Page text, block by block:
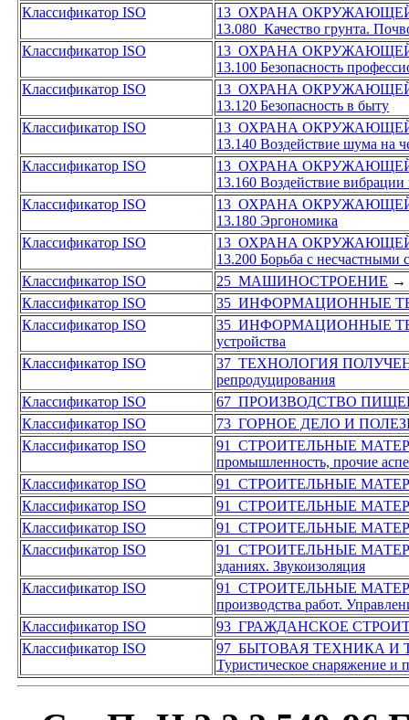
Классификатор ISO
13 ОХРАНА
13.080 Качество грунта.
Классификатор ISO
13 ОХРАНА
13.100 Безопасность
Классификатор ISO
13 ОХРАНА
13.120 Безопасность в быту
Классификатор ISO
13 ОХРАНА
13.140 Воздействие шума на
Классификатор ISO
13 ОХРАНА
13.160 Воздействие вибрации
Классификатор ISO
13 ОХРАНА
13.180 Эргономика
Классификатор ISO
13 ОХРАНА
13.200 Борьба с несчастными
Классификатор ISO
25 МАШИНОСТРОЕНИЕ →
Классификатор ISO
35 ИНФОРМАЦИОННЫЕ
Классификатор ISO
35 ИНФОРМАЦИОННЫЕ
устройства
Классификатор ISO
37 ТЕХНОЛОГИЯ
репродуцирования
Классификатор ISO
67 ПРОИЗВОДСТВО
Классификатор ISO
73 ГОРНОЕ ДЕЛО И
Классификатор ISO
91 СТРОИТЕЛЬНЫЕ
промышленность, прочие
Классификатор ISO
91 СТРОИТЕЛЬНЫЕ
Классификатор ISO
91 СТРОИТЕЛЬНЫЕ
Классификатор ISO
91 СТРОИТЕЛЬНЫЕ
Классификатор ISO
91 СТРОИТЕЛЬНЫЕ
зданиях. Звукоизоляция
Классификатор ISO
91 СТРОИТЕЛЬНЫЕ
производства работ.
Классификатор ISO
93 ГРАЖДАНСКОЕ
Классификатор ISO
97 БЫТОВАЯ ТЕХНИКА И
Туристическое снаряжение и